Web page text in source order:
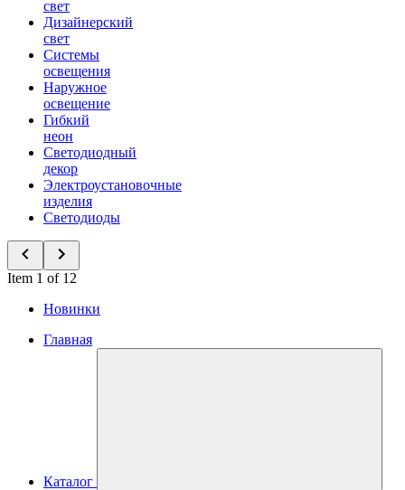
свет
Дизайнерский
свет
Системы
освещения
Наружное
освещение
Гибкий
неон
Светодиодный
декор
Электроустановочные
изделия
Светодиоды
Item 1 of 12
Новинки
Главная
Каталог